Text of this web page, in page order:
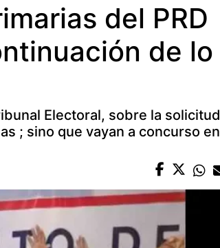
del PRD
de lo
Electoral, sobre la solicitud
; sino que vayan a concurso en